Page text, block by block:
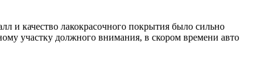
и качество лакокрасочного покрытия было сильно
участку должного внимания, в скором времени авто